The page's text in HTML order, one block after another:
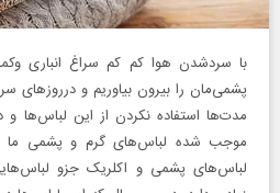
با سردشدن هوا کم کم سراغ انباری
پشمی‌مان را بیرون بیاوریم و درروزهای
مدت‌ها استفاده نکردن از این لباس‌ها و
موجب شده لباس‌های گرم و پشمی ما
لباس‌های پشمی و اکلریک جزو